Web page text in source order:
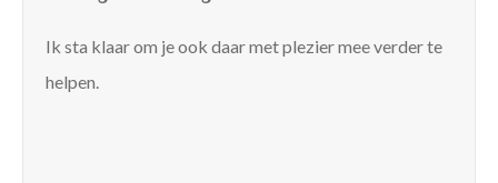
Ik sta klaar om je ook daar met plezier mee verder te
helpen.